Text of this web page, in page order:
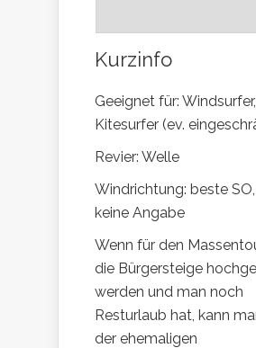
Kurzinfo
Geeignet für: Windsurfer,
Kitesurfer (ev.
Revier: Welle
Windrichtung: beste
keine Angabe
Wenn für den
die Bürgersteige
werden und man noch
Resturlaub hat, kann
der ehemaligen